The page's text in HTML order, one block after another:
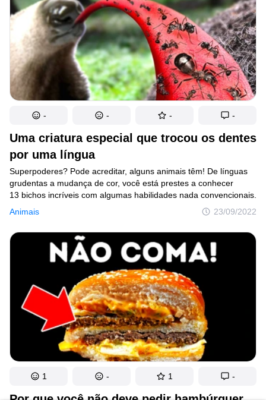
Uma criatura especial que trocou os dentes
por uma língua
Animais 23/09/2022
Superpoderes? Pode acreditar, alguns animais têm! De línguas
grudentas a mudança de cor, você está prestes a conhecer
13 bichos incríveis com algumas habilidades nada convencionais.
- - - -
1 - 1 -